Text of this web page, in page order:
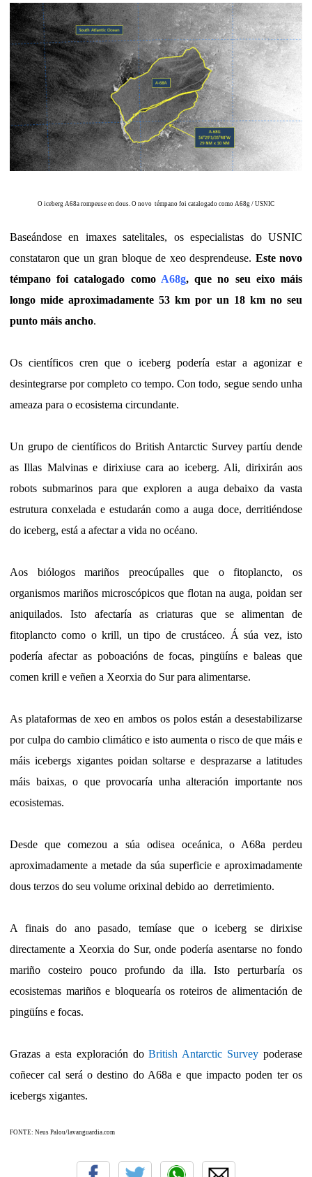
O iceberg A68a rompeuse en dous. O novo témpano foi catalogado como A68g / USNIC
Baseándose en imaxes satelitales, os especialistas do USNIC
constataron que un gran bloque de xeo desprendeuse. Este novo
témpano foi catalogado como A68g, que no seu eixo máis
longo mide aproximadamente 53 km por un 18 km no seu
punto máis ancho.
Os científicos cren que o iceberg podería estar a agonizar e
desintegrarse por completo co tempo. Con todo, segue sendo unha
ameaza para o ecosistema circundante.
Un grupo de científicos do British Antarctic Survey partíu dende
as Illas Malvinas e dirixiuse cara ao iceberg. Ali, dirixirán aos
robots submarinos para que exploren a auga debaixo da vasta
estrutura conxelada e estudarán como a auga doce, derritiéndose
do iceberg, está a afectar a vida no océano.
Aos biólogos mariños preocúpalles que o fitoplancto, os
organismos mariños microscópicos que flotan na auga, poidan ser
aniquilados. Isto afectaría as criaturas que se alimentan de
fitoplancto como o krill, un tipo de crustáceo. Á súa vez, isto
podería afectar as poboacións de focas, pingüíns e baleas que
comen krill e veñen a Xeorxia do Sur para alimentarse.
As plataformas de xeo en ambos os polos están a desestabilizarse
por culpa do cambio climático e isto aumenta o risco de que máis e
máis icebergs xigantes poidan soltarse e desprazarse a latitudes
máis baixas, o que provocaría unha alteración importante nos
ecosistemas.
Desde que comezou a súa odisea oceánica, o A68a perdeu
aproximadamente a metade da súa superficie e aproximadamente
dous terzos do seu volume orixinal debido ao derretimiento.
A finais do ano pasado, temíase que o iceberg se dirixise
directamente a Xeorxia do Sur, onde podería asentarse no fondo
mariño costeiro pouco profundo da illa. Isto perturbaría os
ecosistemas mariños e bloquearía os roteiros de alimentación de
pingüíns e focas.
Grazas a esta exploración doBritish Antarctic Survey poderase
coñecer cal será o destino do A68a e que impacto poden ter os
icebergs xigantes.
FONTE: Neus Palou/lavanguardia.com